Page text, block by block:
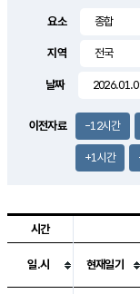
14.5
요소
지역
날짜
이전자료 -12시간
+1시간
시간
일.시 현재일기